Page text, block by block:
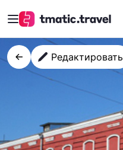
Редактировать